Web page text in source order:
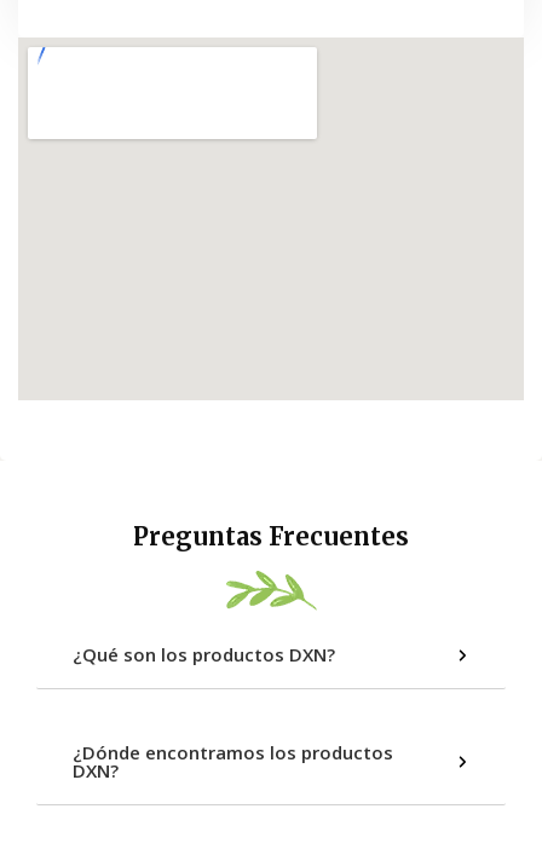
Preguntas Frecuentes
¿Qué son los productos DXN?
¿Dónde encontramos los productos
DXN?